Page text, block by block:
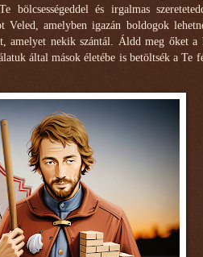
és irgalmas
Veled, amelyben igazán boldogok
amelyet nekik szántál. Áldd meg őket a
által mások életébe is betöltsék a Te